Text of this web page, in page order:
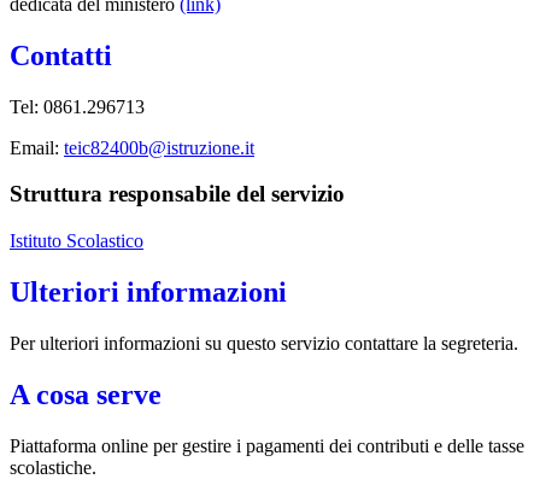
Contatti
Tel: 0861.296713
Email: teic82400b@istruzione.it
Struttura responsabile del servizio
Istituto Scolastico
Ulteriori informazioni
Per ulteriori informazioni su questo servizio contattare la segreteria.
A cosa serve
Piattaforma online per gestire i pagamenti dei contributi e delle tasse
scolastiche.